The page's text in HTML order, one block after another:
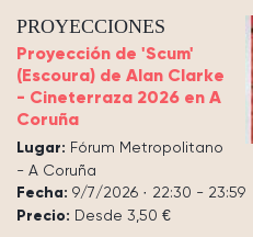
PROYECCIONES
Proyección de 'Scum'
(Escoura) de Alan Clarke
- Cineterraza 2026 en A
Coruña
Lugar: Fórum Metropolitano
- A Coruña
Fecha: 9/7/2026 · 22:30 - 23:59
Precio: Desde 3,50 €